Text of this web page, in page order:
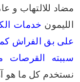
مضاد للالتهاب و
الليمون خدمات
على بق الفراش
سببته القرصات
نستخدم كل ما هو